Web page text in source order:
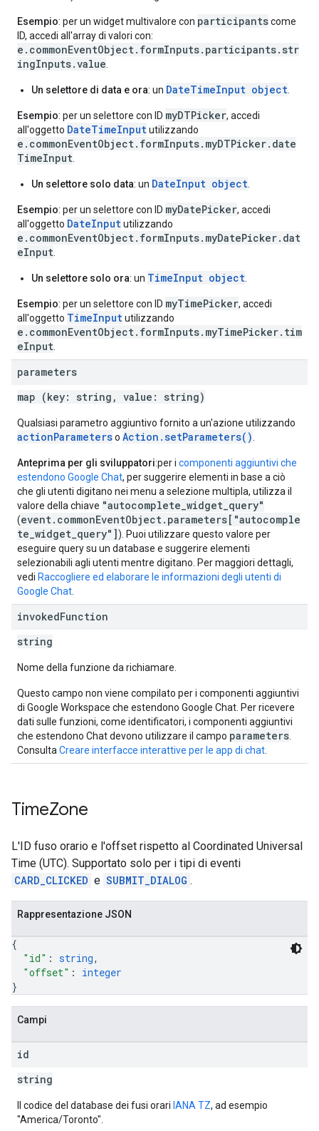
Esempio: per un widget multivalore con participantscome
ID, accedi all'array di valori con:
e.commonEventObject.formInputs.participants.str
ingInputs.value
Un selettore di data e ora: un DateTimeInput object
Esempio: per un selettore con ID myDTPicker, accedi
all'oggetto DateTimeInpututilizzando
e.commonEventObject.formInputs.myDTPicker.date
TimeInput
Un selettore solo data: un DateInput object
Esempio: per un selettore con ID myDatePicker, accedi
all'oggetto DateInpututilizzando
e.commonEventObject.formInputs.myDatePicker.dat
eInput
Un selettore solo ora: un TimeInput object
Esempio: per un selettore con ID myTimePicker, accedi
all'oggetto TimeInpututilizzando
e.commonEventObject.formInputs.myTimePicker.tim
eInput
parameters
map (key: string, value: string)
Qualsiasi parametro aggiuntivo fornito a un'azione utilizzando
actionParameterso Action.setParameters()
Anteprima per gli sviluppatori:per i componenti aggiuntivi che
estendono Google Chat, per suggerire elementi in base a ciò
che gli utenti digitano nei menu a selezione multipla, utilizza il
valore della chiave "autocomplete_widget_query"
(event.commonEventObject.parameters["autocomple
te_widget_query"]). Puoi utilizzare questo valore per
eseguire query su un database e suggerire elementi
selezionabili agli utenti mentre digitano. Per maggiori dettagli,
vedi Raccogliere ed elaborare le informazioni degli utenti di
Google Chat
invokedFunction
string
Nome della funzione da richiamare.
Questo campo non viene compilato per i componenti aggiuntivi
di Google Workspace che estendono Google Chat. Per ricevere
dati sulle funzioni, come identificatori, i componenti aggiuntivi
che estendono Chat devono utilizzare il campo parameters
Consulta Creare interfacce interattive per le app di chat
TimeZone
L'ID fuso orario e l'offset rispetto al Coordinated Universal
Time (UTC). Supportato solo per i tipi di eventi
CARD_CLICKED e SUBMIT_DIALOG .
Rappresentazione JSON
{
"id" : string,
"offset" : integer
}
Campi
id
string
Il codice del database dei fusi orari IANA TZ, ad esempio
"America/Toronto".